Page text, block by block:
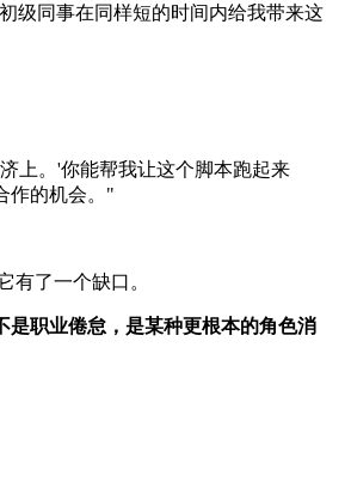
级同事在同样短的时间内给我带来这
上。'你能帮我让这个脚本跑起来
作的机会。"
有了一个缺口。
是职业倦怠，是某种更根本的角色消